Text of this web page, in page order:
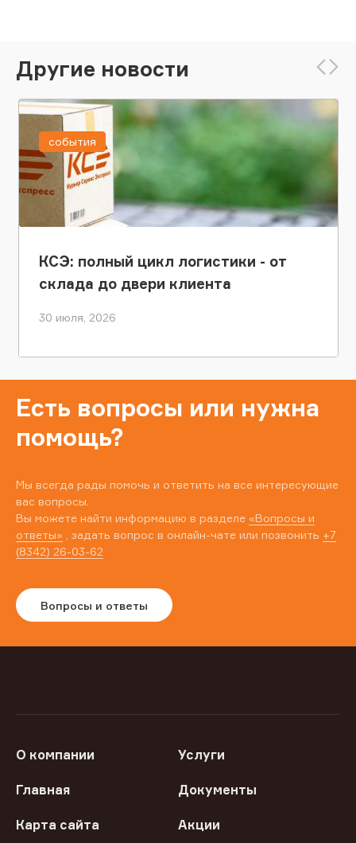
Другие новости
КСЭ: полный цикл логистики - от
склада до двери клиента
30 июля, 2026
события
Есть вопросы или нужна
помощь?
Мы всегда рады помочь и ответить на все интересующие
вас вопросы.
Вы можете найти информацию в разделе «Вопросы и
ответы» , задать вопрос в онлайн-чате или позвонить +7
(8342) 26-03-62
Вопросы и ответы
О компании Услуги
Главная Документы
Карта сайта Акции